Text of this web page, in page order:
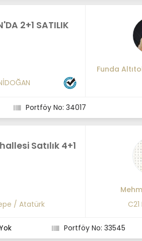
2+1 SATILIK
Funda
Portföy No: 34017
Satılık 4+1
/ Atatürk
C21
Portföy No: 33545